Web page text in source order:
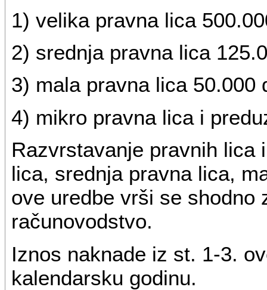
1) velika pravna lica
2) srednja pravna lica
3) mala pravna lica 50.000
4) mikro pravna lica i
Razvrstavanje pravnih lica
lica, srednja pravna lica,
ove uredbe vrši se shodno
računovodstvo.
Iznos naknade iz st. 1-3.
kalendarsku godinu.